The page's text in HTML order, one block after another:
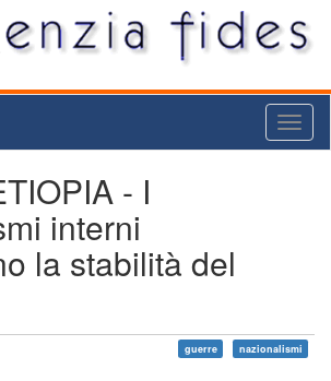
- I
interni
la stabilità del
guerre nazionalismi